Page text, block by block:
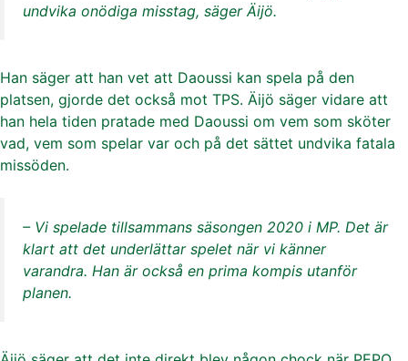
undvika onödiga misstag, säger Äijö.
Han säger att han vet att Daoussi kan spela på den
platsen, gjorde det också mot TPS. Äijö säger vidare att
han hela tiden pratade med Daoussi om vem som sköter
vad, vem som spelar var och på det sättet undvika fatala
missöden.
– Vi spelade tillsammans säsongen 2020 i MP. Det är
klart att det underlättar spelet när vi känner
varandra. Han är också en prima kompis utanför
planen.